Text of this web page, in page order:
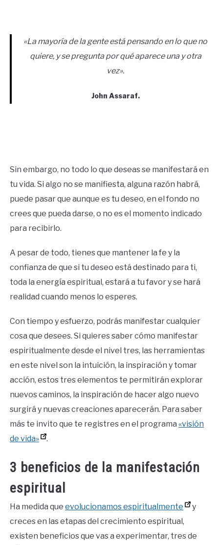
«La mayoría de la gente está pensando en lo que no
quiere, y se pregunta por qué aparece una y otra
vez».
John Assaraf.
Sin embargo, no todo lo que deseas se manifestará en
tu vida. Si algo no se manifiesta, alguna razón habrá,
puede pasar que aunque es tu deseo, en el fondo no
crees que pueda darse, o no es el momento indicado
para recibirlo.
A pesar de todo, tienes que mantener la fe y la
confianza de que si tu deseo está destinado para ti,
toda la energía espiritual, estará a tu favor y se hará
realidad cuando menos lo esperes.
Con tiempo y esfuerzo, podrás manifestar cualquier
cosa que desees. Si quieres saber cómo manifestar
espiritualmente desde el nivel tres, las herramientas
en este nivel son la intuición, la inspiración y tomar
acción, estos tres elementos te permitirán explorar
nuevos caminos, la inspiración de hacer algo nuevo
surgirá y nuevas creaciones aparecerán. Para saber
más te invito que te registres en el programa «visión
de vida»
.
3 beneficios de la manifestación
espiritual
Ha medida que evolucionamos espiritualmente
y
creces en las etapas del crecimiento espiritual,
existen beneficios que vas a experimentar, tres de